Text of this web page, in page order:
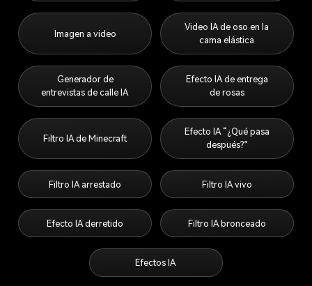
Imagen a video
Video IA de oso en la
cama elástica
Generador de
entrevistas de calle IA
Efecto IA de entrega
de rosas
Filtro IA de Minecraft
Efecto IA “¿Qué pasa
después?”
Filtro IA arrestado Filtro IA vivo
Efecto IA derretido Filtro IA bronceado
Efectos IA